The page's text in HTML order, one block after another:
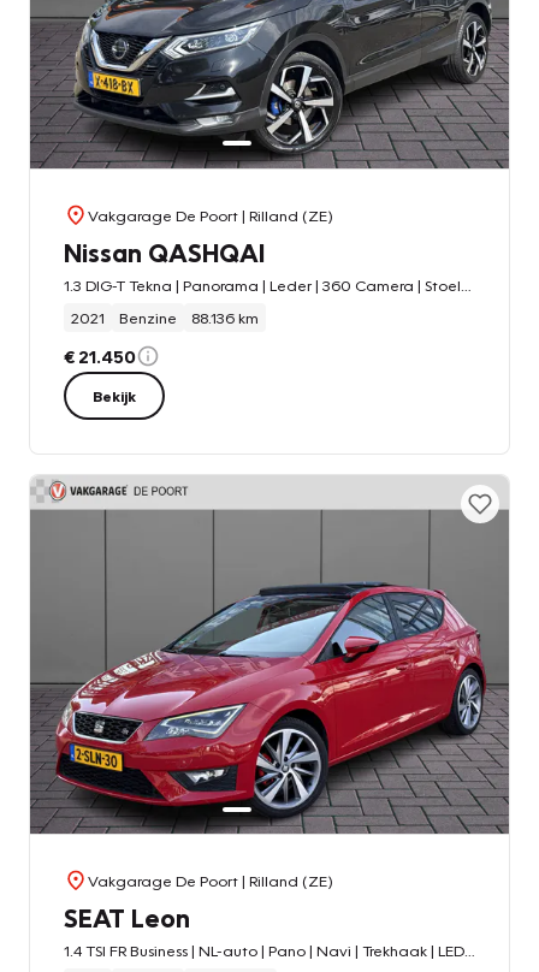
Vakgarage De Poort| Rilland (ZE)
Nissan QASHQAI
2021
Benzine 88.136 km
€ 21.450
Bekijk
Vakgarage De Poort| Rilland (ZE)
SEAT Leon